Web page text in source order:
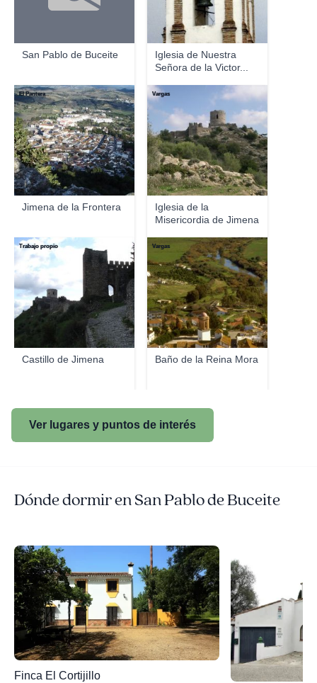
San Pablo de Buceite
Iglesia de Nuestra
Señora de la Victor...
Jimena de la Frontera
El Pantera
Iglesia de la
Misericordia de Jimena
Vargas
Castillo de Jimena
Trabajo propio
Baño de la Reina Mora
Vargas
Ver lugares y puntos de interés
Dónde dormir en San Pablo de Buceite
Finca El Cortijillo